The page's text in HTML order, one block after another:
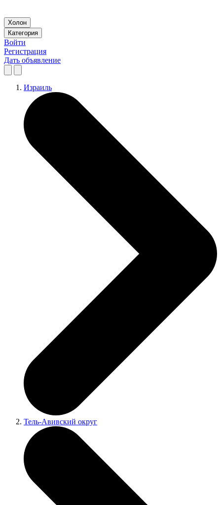
Холон
Категория
Войти
Регистрация
Дать объявление
Израиль
Тель-Авивский округ